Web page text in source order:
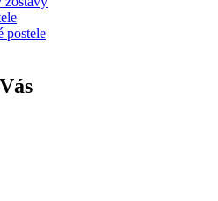
postele